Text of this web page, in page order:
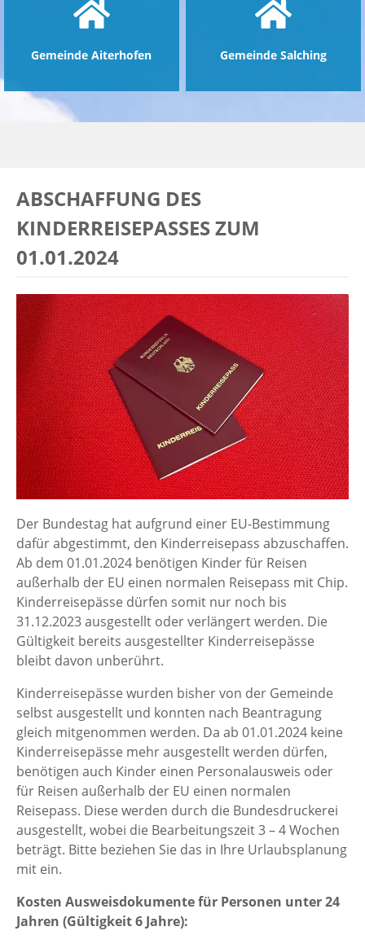
Gemeinde Aiterhofen Gemeinde Salching
ABSCHAFFUNG DES
KINDERREISEPASSES ZUM
01.01.2024
Der Bundestag hat aufgrund einer EU-Bestimmung
dafür abgestimmt, den Kinderreisepass abzuschaffen.
Ab dem 01.01.2024 benötigen Kinder für Reisen
außerhalb der EU einen normalen Reisepass mit Chip.
Kinderreisepässe dürfen somit nur noch bis
31.12.2023 ausgestellt oder verlängert werden. Die
Gültigkeit bereits ausgestellter Kinderreisepässe
bleibt davon unberührt.
Kinderreisepässe wurden bisher von der Gemeinde
selbst ausgestellt und konnten nach Beantragung
gleich mitgenommen werden. Da ab 01.01.2024 keine
Kinderreisepässe mehr ausgestellt werden dürfen,
benötigen auch Kinder einen Personalausweis oder
für Reisen außerhalb der EU einen normalen
Reisepass. Diese werden durch die Bundesdruckerei
ausgestellt, wobei die Bearbeitungszeit 3 – 4 Wochen
beträgt. Bitte beziehen Sie das in Ihre Urlaubsplanung
mit ein.
Kosten Ausweisdokumente für Personen unter 24
Jahren (Gültigkeit 6 Jahre):